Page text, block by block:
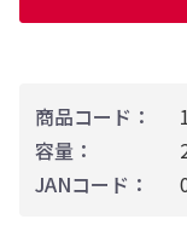
商品コード：
容量：
JANコード：